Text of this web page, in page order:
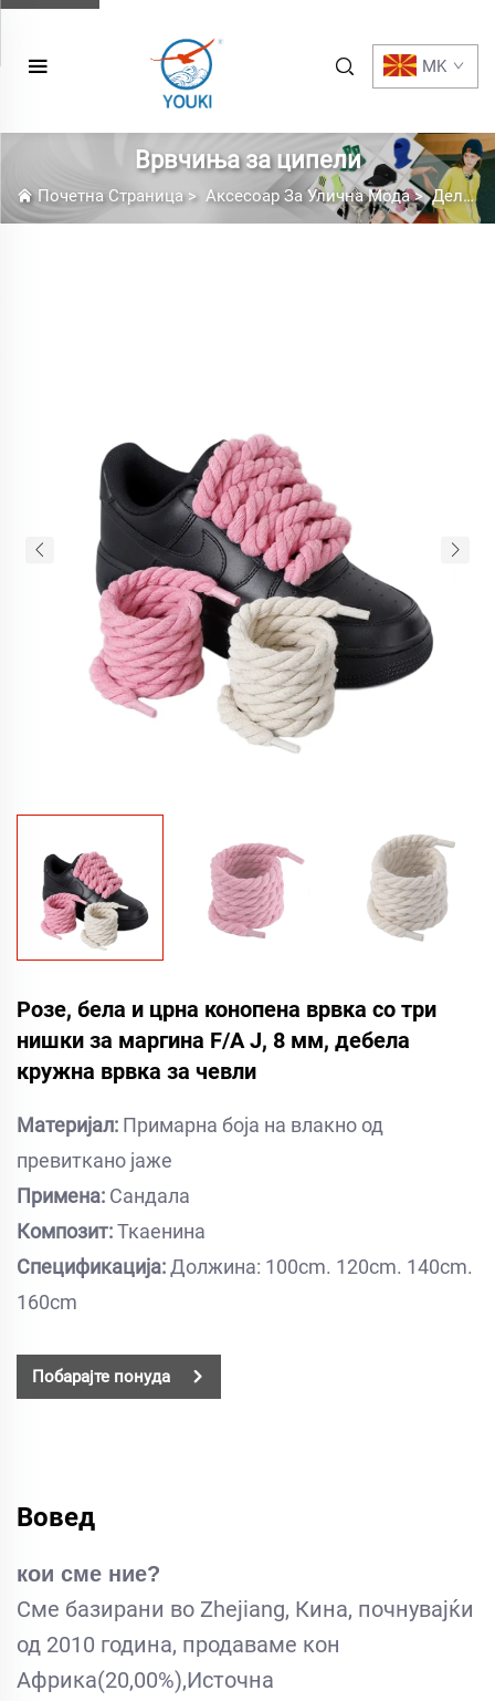
MK
Врвчиња за ципели
Почетна Страница> Аксесоар За Улична Мода>Делови и Аксесоари за Обувки
Розе, бела и црна конопена врвка со три
нишки за маргина F/A J, 8 мм, дебела
кружна врвка за чевли
Материјал: Примарна боја на влакно од
превиткано јаже
Примена: Сандала
Композит:Ткаенина
Спецификација:Должина: 100cm. 120cm. 140cm.
160cm
Побарајте понуда
Вовед
кои сме ние?
Сме базирани во Zhejiang, Кина, почнувајќи
од 2010 година, продаваме кон
Африка(20,00%),Источна